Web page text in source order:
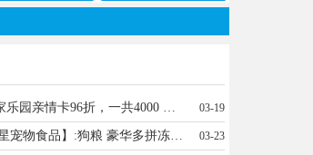
个人出售家乐园亲情卡96折，一共4000 每张500元面额需要联系18803090906不议价不单卖 03-19
猫狗:【天莱星宠物食品】:狗粮 豪华多拼冻干猫粮，纯粮国标粮，市区送货外地发货，不吃包退，有量详谈 预售:20元 电话15831900111 03-23